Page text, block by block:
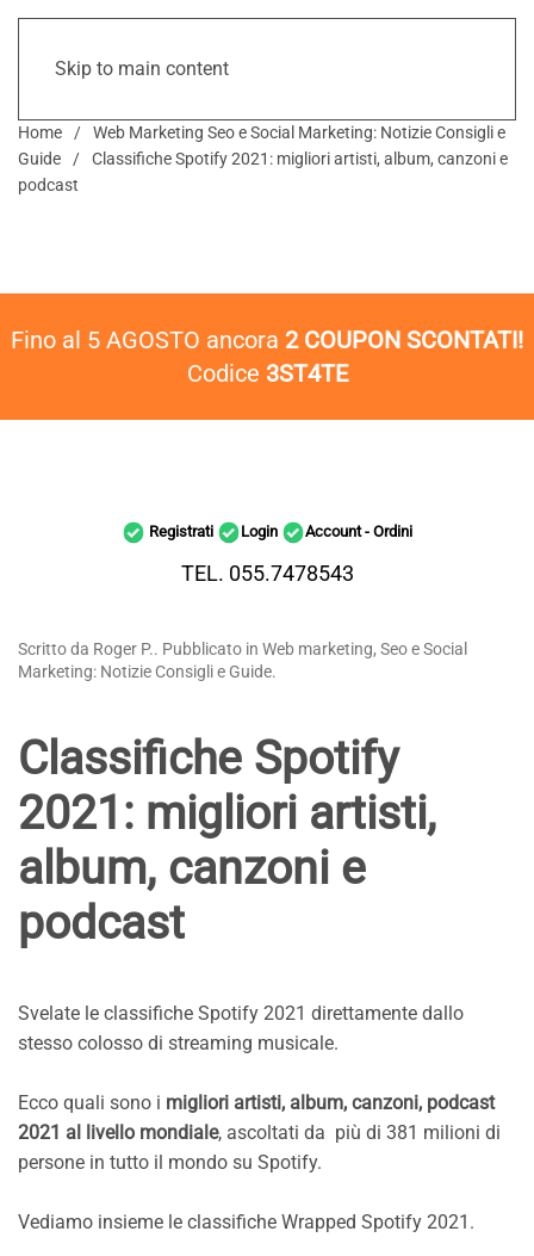
Skip to main content
Home
Web Marketing Seo e Social Marketing: Notizie Consigli e
Guide
Classifiche Spotify 2021: migliori artisti, album, canzoni e
podcast
Fino al 5 AGOSTO ancora 2 COUPON SCONTATI!
Codice 3ST4TE
Registrati Login Account - Ordini
TEL. 055.7478543
Scritto da Roger P.. Pubblicato in Web marketing, Seo e Social
Marketing: Notizie Consigli e Guide.
Classifiche Spotify
2021: migliori artisti,
album, canzoni e
podcast
Svelate le classifiche Spotify 2021 direttamente dallo
stesso colosso di streaming musicale.
Ecco quali sono i migliori artisti, album, canzoni, podcast
2021 al livello mondiale, ascoltati da più di 381 milioni di
persone in tutto il mondo su Spotify.
Vediamo insieme le classifiche Wrapped Spotify 2021.